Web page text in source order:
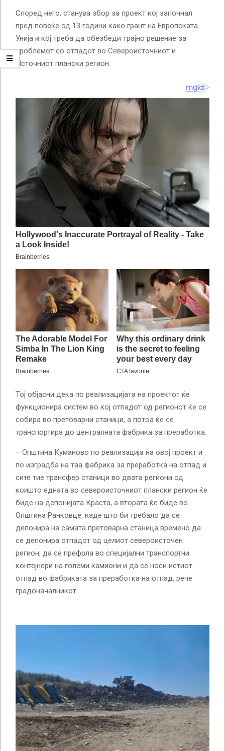
Според него, станува збор за проект кој започнал
пред повеќе од 13 години како грант на Европската
Унија и кој треба да обезбеди трајно решение за
проблемот со отпадот во Североисточниот и
Источниот плански регион.
Тој објасни дека по реализацијата на проектот ќе
функционира систем во кој отпадот од регионот ќе се
собира во претоварни станици, а потоа ќе се
транспортира до централната фабрика за преработка.
– Општина Куманово по реализација на овој проект и
по изградба на таа фабрика за преработка на отпад и
сите тие трансфер станици во двата региони од
коишто едната во североисточниот плански регион ќе
биде на депонијата Краста, а втората ќе биде во
Општина Ранковце, каде што би требало да се
депонира на самата претоварна станица времено да
се депонира отпадот од целиот североисточен
регион, да се префрла во специјални транспортни
контејнери на големи камиони и да се носи истиот
отпад во фабриката за преработка на отпад, рече
градоначалникот.